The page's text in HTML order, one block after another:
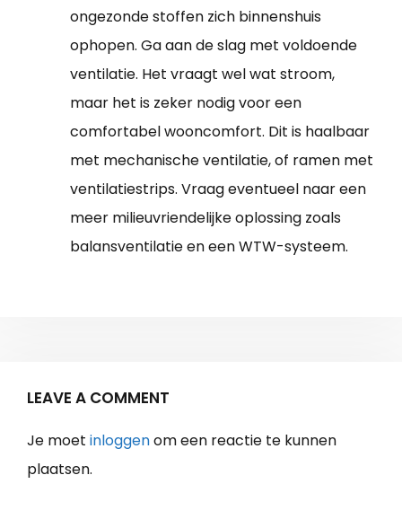
ongezonde stoffen zich binnenshuis
ophopen. Ga aan de slag met voldoende
ventilatie. Het vraagt wel wat stroom,
maar het is zeker nodig voor een
comfortabel wooncomfort. Dit is haalbaar
met mechanische ventilatie, of ramen met
ventilatiestrips. Vraag eventueel naar een
meer milieuvriendelijke oplossing zoals
balansventilatie en een WTW-systeem.
LEAVE A COMMENT
Je moet inloggenom een reactie te kunnen
plaatsen.